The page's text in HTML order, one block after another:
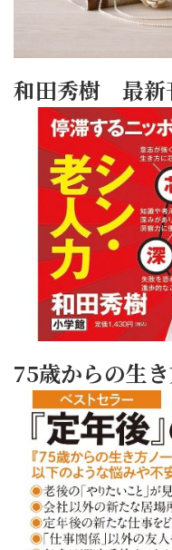
和田秀樹 最新
75歳からの生